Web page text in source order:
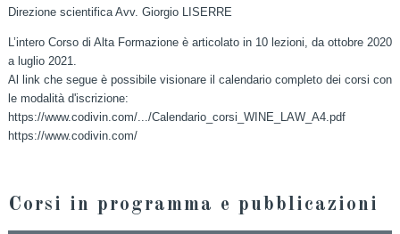
Direzione scientifica Avv. Giorgio LISERRE
L’intero Corso di Alta Formazione è articolato in 10 lezioni, da ottobre 2020
a luglio 2021.
Al link che segue è possibile visionare il calendario completo dei corsi con
le modalità d'iscrizione:
https://www.codivin.com/.../Calendario_corsi_WINE_LAW_A4.pdf
https://www.codivin.com/
Corsi in programma e pubblicazioni